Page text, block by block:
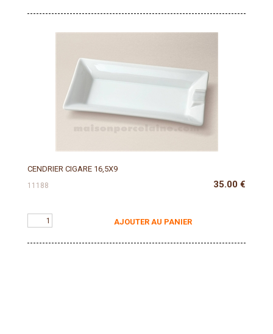
CENDRIER CIGARE 16,5X9
11188 35.00 €
AJOUTER AU PANIER